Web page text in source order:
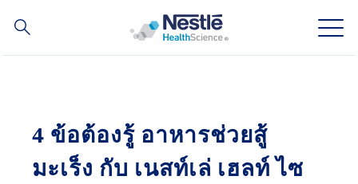
สินค้าของเรา
4 ข้อต้องรู้ อาหารช่วยสู้
มะเร็ง กับ เนสท์เล่ เฮลท์ ไซ